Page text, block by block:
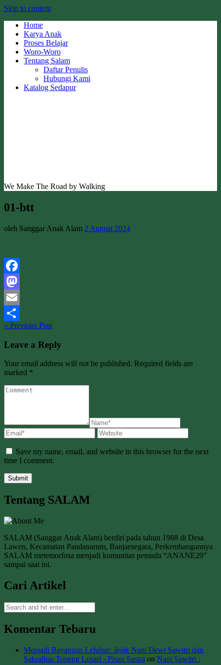
Skip to content
Home
Karya Anak
Proses Belajar
Woro-Woro
Tentang Salam
Daftar Penulis
Hubungi Kami
Katalog Sedapur
We Make The Road by Walking
01-btt
oleh Sanggar Anak Alam 2 August 2024
Facebook
Mastodon
Email
Share
« Previous Post
Leave a Reply
Your email address will not be published. Required fields are
marked *
Save my name, email, and website in this browser for the next
time I comment.
Tentang SALAM
SALAM (Sanggar Anak Alam) berdiri pada tahun 1988 di Desa
Lawen, Kecamatan Pandanarum, Banjarnegara, Perkembangannya
SALAM metemorfosa menjadi komunitas pemuda “ANANE29”
sampai saat ini.
Cari Artikel
Komentar Tebaru
Menjadi Bayangan Leluhur: Jejak Nani Dewi Sawitri dan
Sakralitas Topeng Losari - Pisau Sastra on Nani Sawitri :